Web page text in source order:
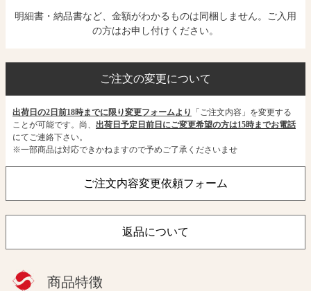
明細書・納品書など、金額がわかるものは同梱しません。ご入用
の方はお申し付けください。
ご注文の変更について
出荷日の2日前18時までに限り変更フォームより
「ご注文内容」を変更する
ことが可能です。尚、 出荷日予定日前日にご変更希望の方は15時までお電話
にてご連絡下さい。
※一部商品は対応できかねますので予めご了承くださいませ
ご注文内容変更依頼フォーム
返品について
商品特徴